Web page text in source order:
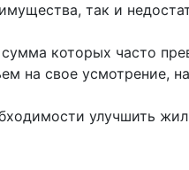
так и
которых часто
на свое усмотрение,
улучшить